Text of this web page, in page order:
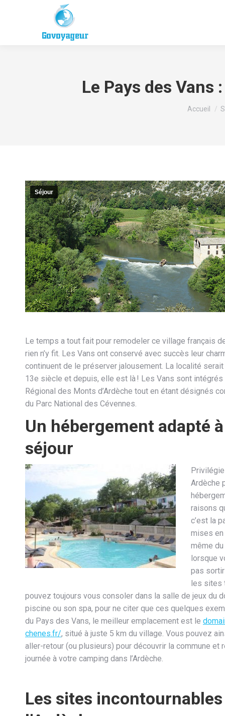
Le Pays des
Vous
Accueil
Séjour
Le temps a tout fait pour remodeler ce village français
rien n’y fit. Les Vans ont conservé avec succès leur
continuent de le préserver jalousement. La localité
13e siècle et depuis, elle est là ! Les Vans sont intégrés
Régional des Monts d’Ardèche tout en étant désignés
du Parc National des Cévennes.
Un hébergement adapté
séjour
Ardèche
raisons
c’est la
mises en
même
lorsque
pas
les sites
pouvez toujours vous consoler dans la salle de jeux du
piscine ou son spa, pour ne citer que ces quelques
du Pays des Vans, le meilleur emplacement est le
chenes.fr/, situé à juste 5 km du village. Vous pouvez
aller-retour (ou plusieurs) pour découvrir la commune et
journée à votre camping dans l’Ardèche.
Les sites